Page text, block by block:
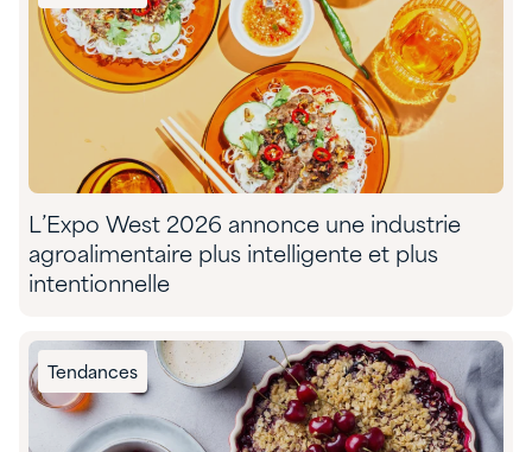
L’Expo West 2026 annonce une industrie
agroalimentaire plus intelligente et plus
intentionnelle
Tendances